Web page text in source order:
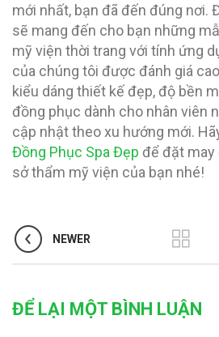
mới nhất, bạn đã đến đúng nơi.
sẽ mang đến cho bạn những
mỹ viện thời trang với tính ứng
của chúng tôi được đánh giá
kiểu dáng thiết kế đẹp, độ bền
đồng phục dành cho nhân viên
cập nhật theo xu hướng mới.
Đồng Phục Spa Đẹp để đặt
sở thẩm mỹ viện của bạn nhé!
NEWER
ĐỂ LẠI MỘT BÌNH LUẬN